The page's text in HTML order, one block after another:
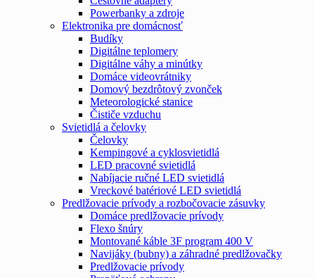
Powerbanky a zdroje
Elektronika pre domácnosť
Budíky
Digitálne teplomery
Digitálne váhy a minútky
Domáce videovrátniky
Domový bezdrôtový zvonček
Meteorologické stanice
Čističe vzduchu
Svietidlá a čelovky
Čelovky
Kempingové a cyklosvietidlá
LED pracovné svietidlá
Nabíjacie ručné LED svietidlá
Vreckové batériové LED svietidlá
Predlžovacie prívody a rozbočovacie zásuvky
Domáce predlžovacie prívody
Flexo šnúry
Montované káble 3F program 400 V
Navijáky (bubny) a záhradné predlžovačky
Predlžovacie prívody